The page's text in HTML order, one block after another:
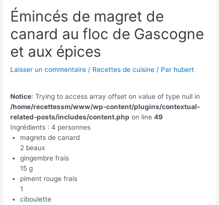
Émincés de magret de
canard au floc de Gascogne
et aux épices
Laisser un commentaire / Recettes de cuisine / Par hubert
Notice: Trying to access array offset on value of type null in
/home/recettessm/www/wp-content/plugins/contextual-
related-posts/includes/content.php on line49
Ingrédients : 4 personnes
magrets de canard
2 beaux
gingembre frais
15 g
piment rouge frais
1
ciboulette